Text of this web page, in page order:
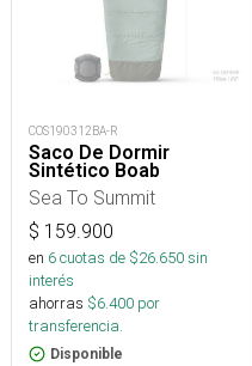
COS190312BA-R
Saco De Dormir
Sintético Boab
Sea To Summit
$ 159.900
en 6cuotas de $26.650sin
interés
ahorras $6.400 por
transferencia.
Disponible